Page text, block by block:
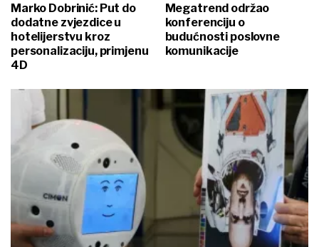
Marko Dobrinić: Put do
dodatne zvjezdice u
hotelijerstvu kroz
personalizaciju, primjenu
4D
Megatrend održao
konferenciju o
budućnosti poslovne
komunikacije